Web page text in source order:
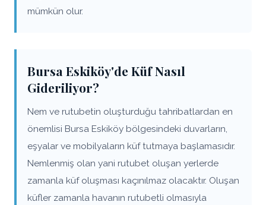
mümkün olur.
Bursa Eskiköy'de Küf Nasıl
Gideriliyor?
Nem ve rutubetin oluşturduğu tahribatlardan en
önemlisi Bursa Eskiköy bölgesindeki duvarların,
eşyalar ve mobilyaların küf tutmaya başlamasıdır.
Nemlenmiş olan yani rutubet oluşan yerlerde
zamanla küf oluşması kaçınılmaz olacaktır. Oluşan
küfler zamanla havanın rutubetli olmasıyla